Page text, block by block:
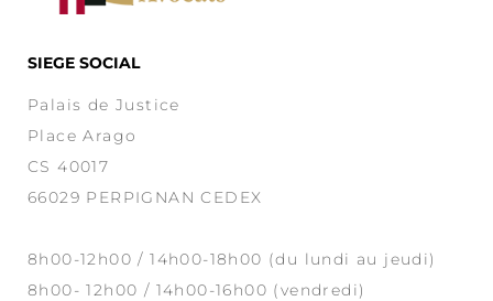
SIEGE SOCIAL
Palais de Justice
Place Arago
CS 40017
66029 PERPIGNAN CEDEX
8h00-12h00 / 14h00-18h00 (du lundi au jeudi)
8h00- 12h00 / 14h00-16h00 (vendredi)